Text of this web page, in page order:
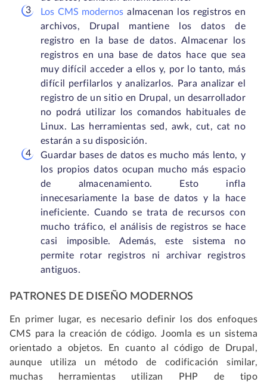
Los CMS modernos almacenan los registros en
archivos, Drupal mantiene los datos de
registro en la base de datos. Almacenar los
registros en una base de datos hace que sea
muy difícil acceder a ellos y, por lo tanto, más
difícil perfilarlos y analizarlos. Para analizar el
registro de un sitio en Drupal, un desarrollador
no podrá utilizar los comandos habituales de
Linux. Las herramientas sed, awk, cut, cat no
estarán a su disposición.
Guardar bases de datos es mucho más lento, y
los propios datos ocupan mucho más espacio
de almacenamiento. Esto infla
innecesariamente la base de datos y la hace
ineficiente. Cuando se trata de recursos con
mucho tráfico, el análisis de registros se hace
casi imposible. Además, este sistema no
permite rotar registros ni archivar registros
antiguos.
PATRONES DE DISEÑO MODERNOS
En primer lugar, es necesario definir los dos enfoques
CMS para la creación de código. Joomla es un sistema
orientado a objetos. En cuanto al código de Drupal,
aunque utiliza un método de codificación similar,
muchas herramientas utilizan PHP de tipo